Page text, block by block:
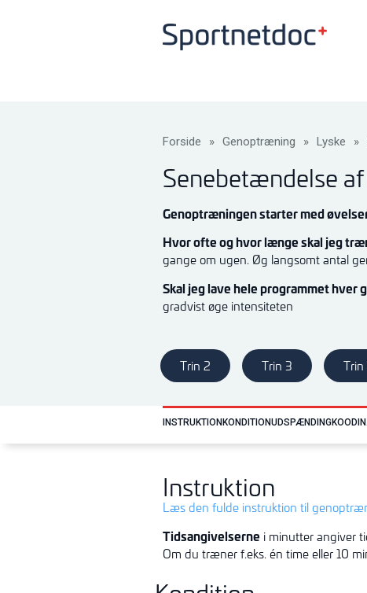
Forside » Genoptræning » Lyske »
Senebetændelse
Genoptræningen starter med
Hvor ofte og hvor længe skal jeg
gange om ugen. Øg langsomt antal
Skal jeg lave hele programmet hver
gradvist øge intensiteten
Trin 2 Trin 3 Trin
INSTRUKTION KONDITIONUDSPÆNDING
Instruktion
Læs den fulde instruktion til
Tidsangivelserne i minutter angiver
Om du træner f.eks. én time eller 10